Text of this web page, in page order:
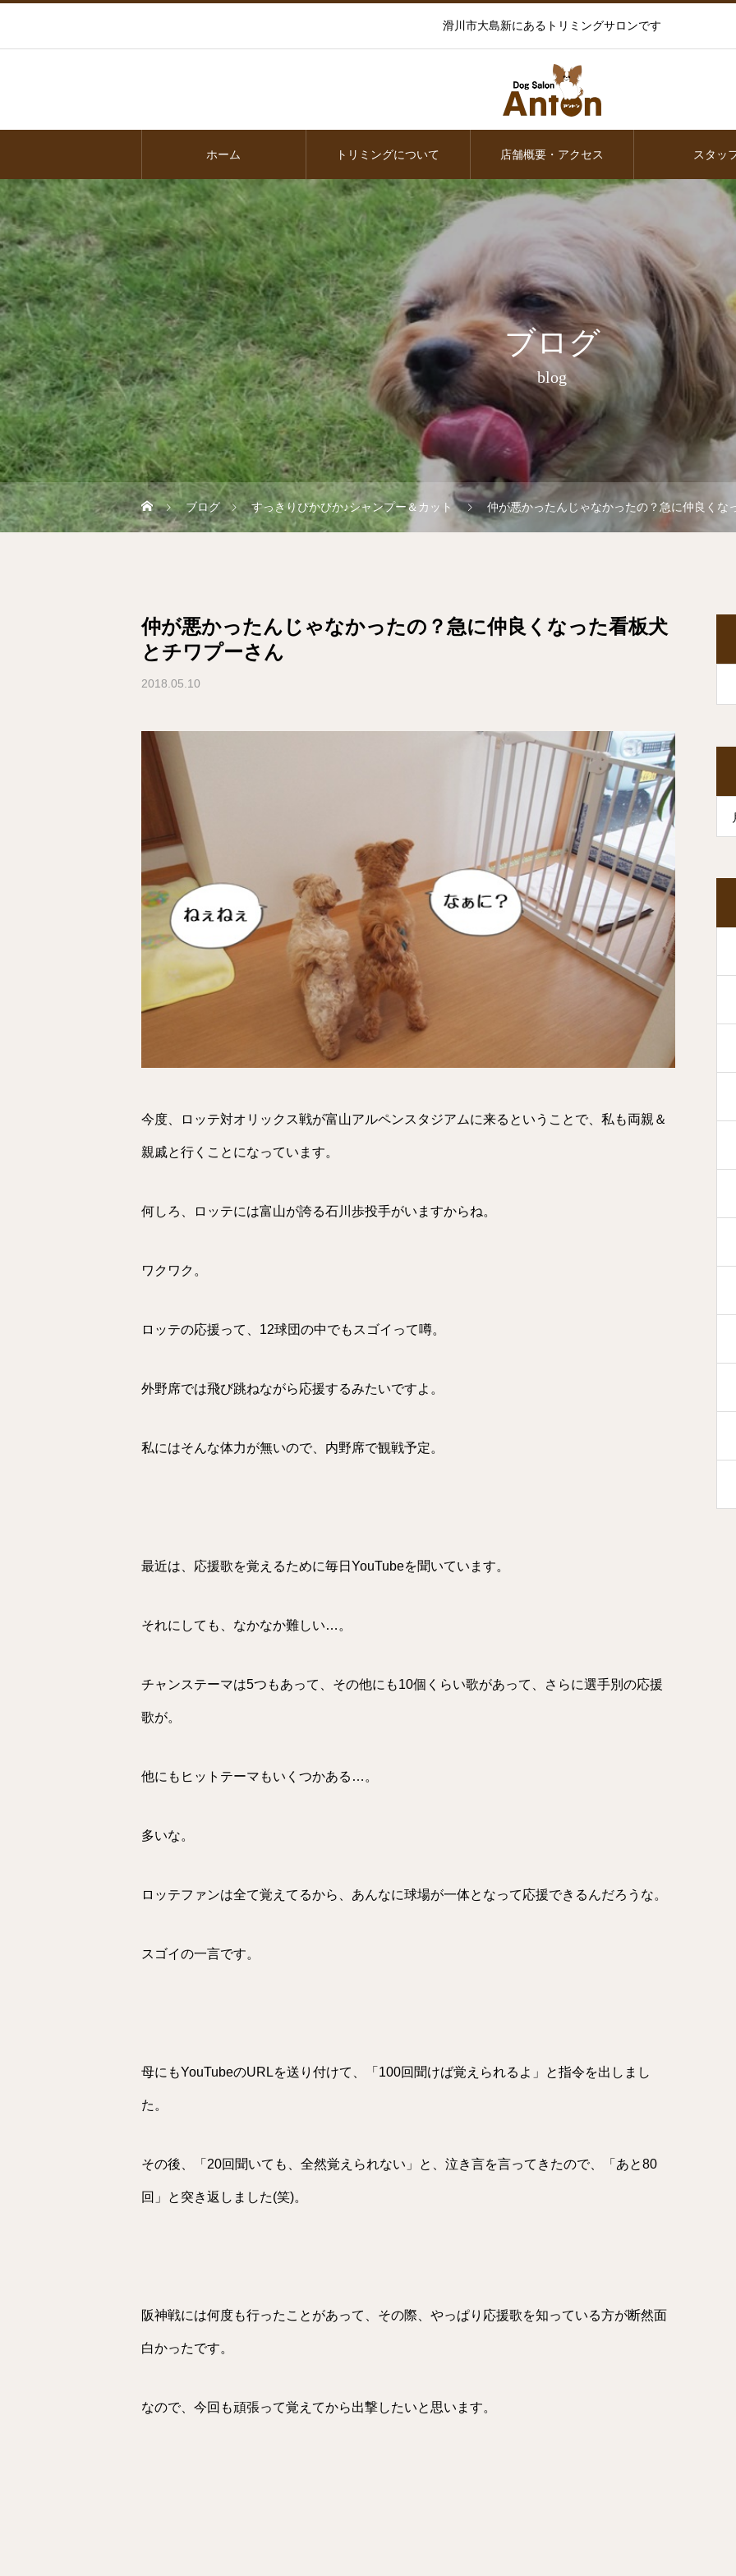
滑川市大島新にあるトリミングサロンです
ホーム トリミングについて 店舗概要・アクセス スタッ
ブログ
blog
ブログ すっきりぴかぴか♪シャンプー＆カット 仲が悪かったんじゃなかったの？急に仲良くな
仲が悪かったんじゃなかったの？急に仲良くなった看板犬
とチワプーさん
2018.05.10
今度、ロッテ対オリックス戦が富山アルペンスタジアムに来るということで、私も両親＆
親戚と行くことになっています。
何しろ、ロッテには富山が誇る石川歩投手がいますからね。
ワクワク。
ロッテの応援って、12球団の中でもスゴイって噂。
外野席では飛び跳ねながら応援するみたいですよ。
私にはそんな体力が無いので、内野席で観戦予定。
最近は、応援歌を覚えるために毎日YouTubeを聞いています。
それにしても、なかなか難しい…。
チャンステーマは5つもあって、その他にも10個くらい歌があって、さらに選手別の応援
歌が。
他にもヒットテーマもいくつかある…。
多いな。
ロッテファンは全て覚えてるから、あんなに球場が一体となって応援できるんだろうな。
スゴイの一言です。
母にもYouTubeのURLを送り付けて、「100回聞けば覚えられるよ」と指令を出しまし
た。
その後、「20回聞いても、全然覚えられない」と、泣き言を言ってきたので、「あと80
回」と突き返しました(笑)。
阪神戦には何度も行ったことがあって、その際、やっぱり応援歌を知っている方が断然面
白かったです。
なので、今回も頑張って覚えてから出撃したいと思います。